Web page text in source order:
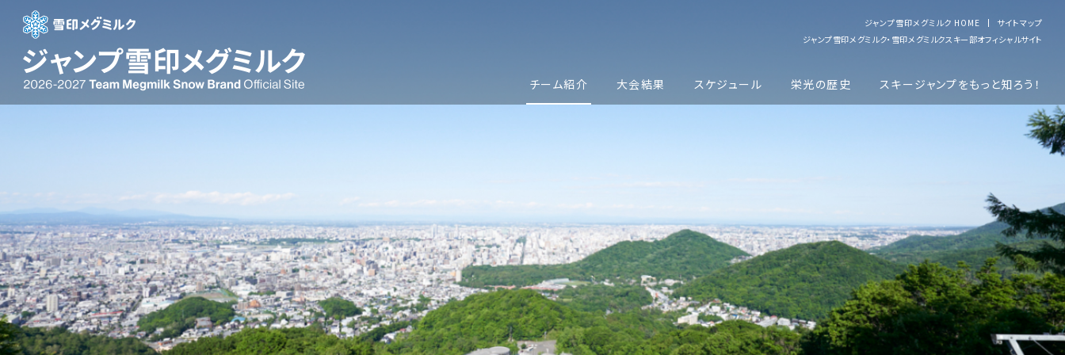
サイトマップ
ジャンプ雪印メグミルク HOME
ジャンプ雪印メグミルク・雪印メグミルクスキー部オフィシャルサイト
チーム紹介 大会結果 スケジュール 栄光の歴史 スキージャンプをもっと知ろう！